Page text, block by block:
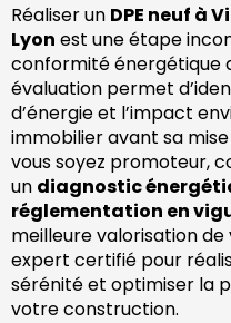
Réaliser un DPE neuf à
Lyon est une étape
conformité énergétique
évaluation permet
d’énergie et l’impact
immobilier avant sa
vous soyez promoteur,
un diagnostic
réglementation en
meilleure valorisation
expert certifié pour
sérénité et optimiser la
votre construction.